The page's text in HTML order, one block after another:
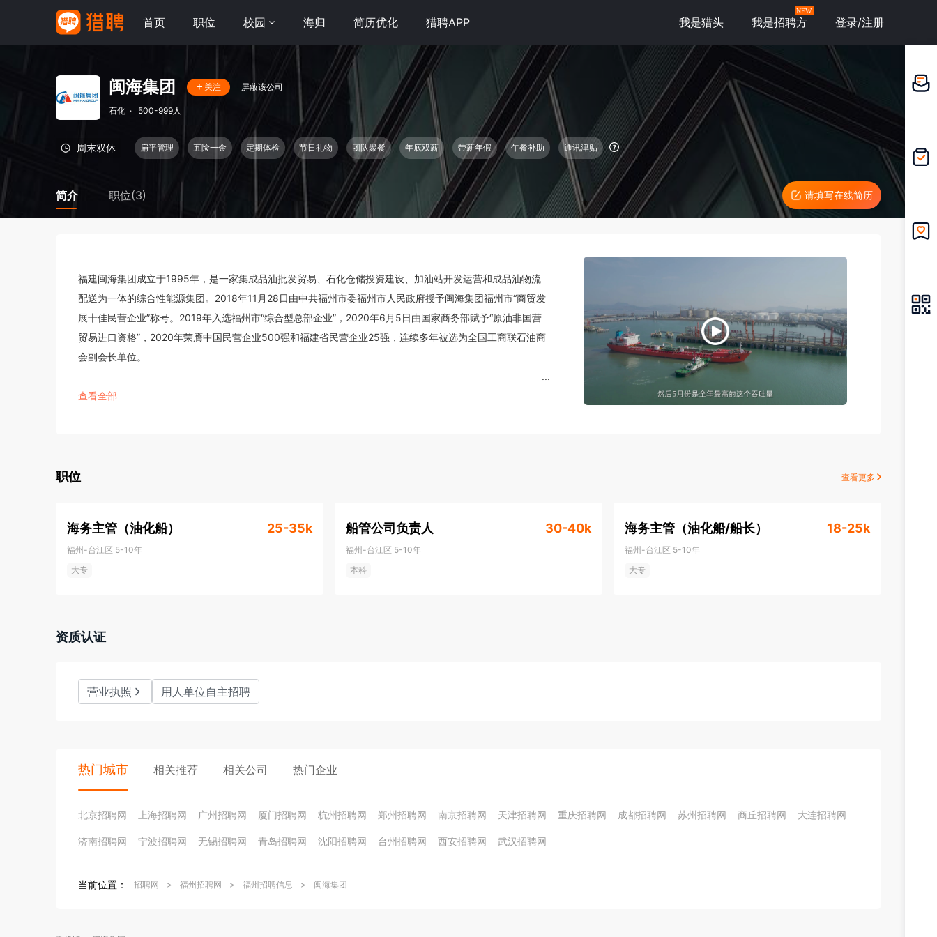
首页 职位 校园 海归 简历优化 猎聘APP 我是猎头 我是招聘方
NEW
登录/注册
闽海集团 关注 屏蔽该公司
石化 · 500-999人
周末双休 扁平管理 五险一金 定期体检 节日礼物 团队聚餐 年底双薪 带薪年假 午餐补助 通讯津贴
简介 职位(3) 请填写在线简历
福建闽海集团成立于1995年，是一家集成品油批发贸易、石化仓储投资建设、加油站开发运营和成品油物流
配送为一体的综合性能源集团。2018年11月28日由中共福州市委福州市人民政府授予闽海集团福州市“商贸发
展十佳民营企业”称号。2019年入选福州市“综合型总部企业”，2020年6月5日由国家商务部赋予“原油非国营
贸易进口资格”，2020年荣膺中国民营企业500强和福建省民营企业25强，连续多年被选为全国工商联石油商
会副会长单位。
闽海集团拥有多元、稳定的油品采购渠道及严格的油品质量控制体系，坚持供应优质油品，全心全意为客户服
成品油年销售量连续六年超过100万吨，其中2015、2016年超过200万吨，2017、2018年超过300万吨，销
闽海集团目前在福建及广东沿海地区运营10个地理位置优越的成品油库，总库容超过80万立方米，构建了较
为完善的成品油供应网络。其中，集团2009年投资10亿元人民币建设的福州港江阴港区11号、11-1～4号泊位
及配套石化仓储库区，库容量55万立方米，可停靠10万吨级船舶，可存储或装卸汽油、柴油、燃料油等成品
这些油库为闽海集团成品油业务提供了有力的支持。
了“SGS闽海实验室”。该实验室投产后已成为福建地区首个具有全套汽、柴油测试能力的第三方实验室，开启
先进的加油设备和电脑管理系统，不仅供应优质油品，并且免费在油品中加入进口添加剂，促使油品更清洁，
力求为顾客奉上舒适、愉悦的加油体验。
...
查看全部
职位 查看更多
海务主管（油化船） 25-35k
福州-台江区 5-10年
大专
船管公司负责人 30-40k
福州-台江区 5-10年
本科
海务主管（油化船/船长） 18-25k
福州-台江区 5-10年
大专
资质认证
营业执照 用人单位自主招聘
热门城市 相关推荐 相关公司 热门企业
北京招聘网 上海招聘网 广州招聘网 厦门招聘网 杭州招聘网 郑州招聘网 南京招聘网 天津招聘网 重庆招聘网 成都招聘网 苏州招聘网 商丘招聘网 大连招聘网
济南招聘网 宁波招聘网 无锡招聘网 青岛招聘网 沈阳招聘网 台州招聘网 西安招聘网 武汉招聘网
当前位置： 招聘网 > 福州招聘网 > 福州招聘信息 > 闽海集团